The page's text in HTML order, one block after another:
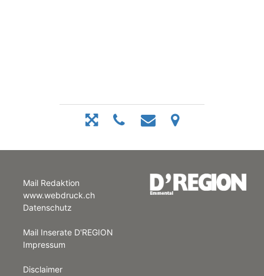
Mail Redaktion
www.webdruck.ch
Datenschutz
Mail Inserate D'REGION
Impressum
Disclaimer